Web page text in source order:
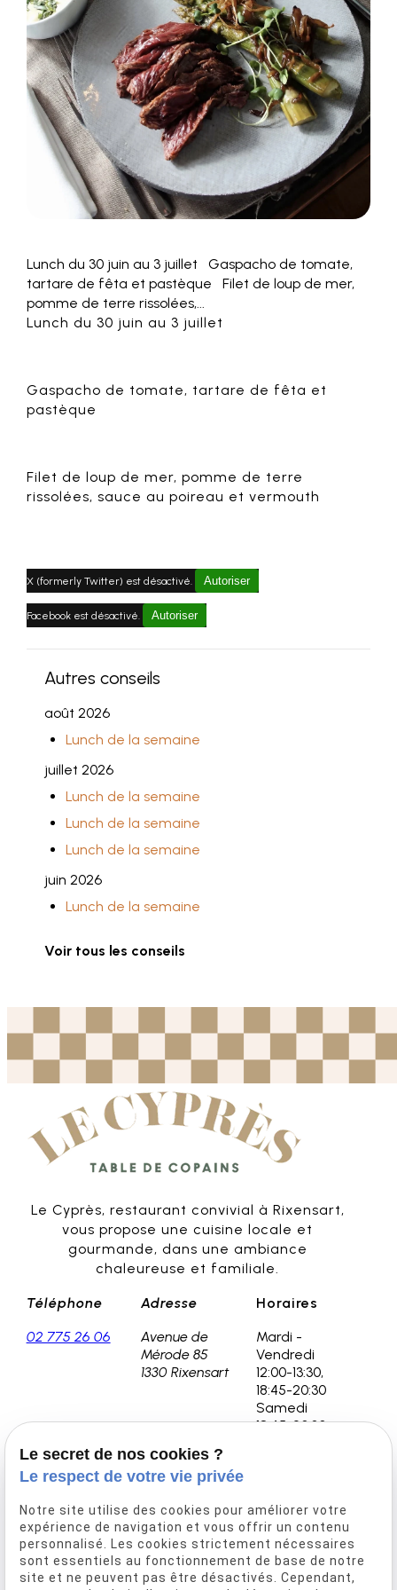
Lunch du 30 juin au 3 juillet Gaspacho de tomate,
tartare de fêta et pastèque Filet de loup de mer,
pomme de terre rissolées,...
Lunch du 30 juin au 3 juillet
Gaspacho de tomate, tartare de fêta et
pastèque
Filet de loup de mer, pomme de terre
rissolées, sauce au poireau et vermouth
X (formerly Twitter) est désactivé. Autoriser
Facebook est désactivé. Autoriser
Autres conseils
août 2026
Lunch de la semaine
juillet 2026
Lunch de la semaine
Lunch de la semaine
Lunch de la semaine
juin 2026
Lunch de la semaine
Voir tous les conseils
Le Cyprès, restaurant convivial à Rixensart,
vous propose une cuisine locale et
gourmande, dans une ambiance
chaleureuse et familiale.
Téléphone
02 775 26 06
Adresse
Avenue de
Mérode 85
1330 Rixensart
Horaires
Mardi -
Vendredi
12:00-13:30,
18:45-20:30
Samedi
18:45-20:30
Accueil
Notre histoire
Découvrez la carte
Événementiel
Le secret de nos cookies ?
Le respect de votre vie privée
Notre site utilise des cookies pour améliorer votre
expérience de navigation et vous offrir un contenu
personnalisé. Les cookies strictement nécessaires
sont essentiels au fonctionnement de base de notre
site et ne peuvent pas être désactivés. Cependant,